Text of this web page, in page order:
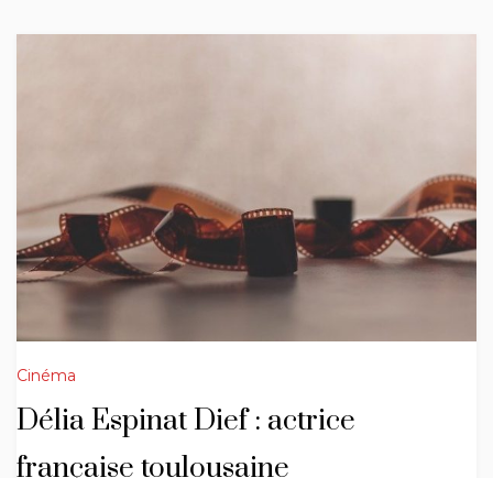
Cinéma
Délia Espinat Dief : actrice
française toulousaine